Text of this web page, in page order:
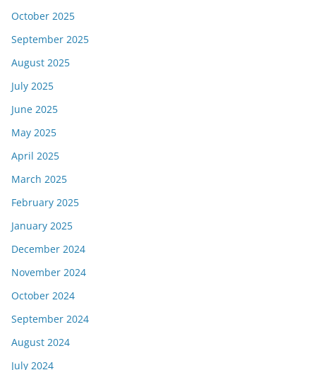
October 2025
September 2025
August 2025
July 2025
June 2025
May 2025
April 2025
March 2025
February 2025
January 2025
December 2024
November 2024
October 2024
September 2024
August 2024
July 2024